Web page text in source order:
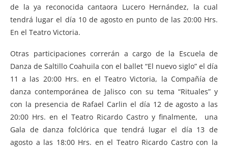
de la ya reconocida cantaora Lucero Hernández, la cual
tendrá lugar el día 10 de agosto en punto de las 20:00 Hrs.
En el Teatro Victoria.
Otras participaciones correrán a cargo de la Escuela de
Danza de Saltillo Coahuila con el ballet “El nuevo siglo” el día
11 a las 20:00 Hrs. en el Teatro Victoria, la Compañía de
danza contemporánea de Jalisco con su tema “Rituales” y
con la presencia de Rafael Carlin el día 12 de agosto a las
20:00 Hrs. en el Teatro Ricardo Castro y finalmente, una
Gala de danza folclórica que tendrá lugar el día 13 de
agosto a las 18:00 Hrs. en el Teatro Ricardo Castro con la